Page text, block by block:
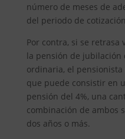
número de meses de
del periodo de
Por contra, si se retrasa
la pensión de jubilación
ordinaria, el
que puede consistir en
pensión del 4%, una
combinación de ambos
dos años o más.